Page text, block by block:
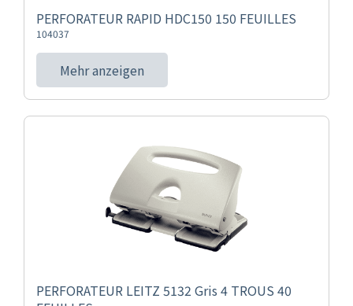
PERFORATEUR RAPID HDC150 150 FEUILLES
104037
Mehr anzeigen
PERFORATEUR LEITZ 5132 Gris 4 TROUS 40